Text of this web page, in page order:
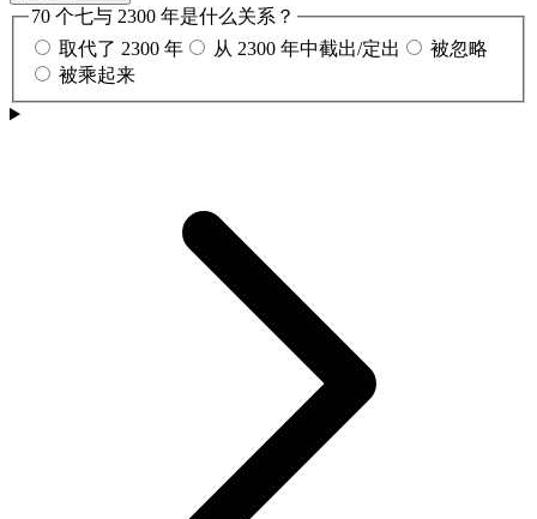
70 个七与 2300 年是什么关系？
取代了 2300 年
从 2300 年中截出/定出
被忽略
被乘起来